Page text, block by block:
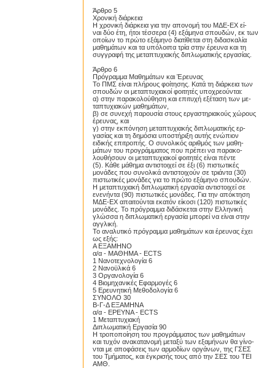
Άρθρο 5
Χρονική διάρκεια
Η χρονική διάρκεια για την απονομή του ΜΔΕ-ΕΧ εί-
ναι δύο έτη, ήτοι τέσσερα (4) εξάμηνα σπουδών, εκ των
οποίων το πρώτο εξάμηνο διατίθεται στη διδασκαλία
μαθημάτων και τα υπόλοιπα τρία στην έρευνα και τη
συγγραφή της μεταπτυχιακής διπλωματικής εργασίας.
Άρθρο 6
Πρόγραμμα Μαθημάτων και Έρευνας
Το ΠΜΣ είναι πλήρους φοίτησης. Κατά τη διάρκεια των
σπουδών οι μεταπτυχιακοί φοιτητές υποχρεούνται:
α) στην παρακολούθηση και επιτυχή εξέταση των με-
ταπτυχιακών μαθημάτων,
β) σε συνεχή παρουσία στους εργαστηριακούς χώρους
έρευνας, και
γ) στην εκπόνηση μεταπτυχιακής διπλωματικής ερ-
γασίας και τη δημόσια υποστήριξη αυτής ενώπιον
ειδικής επιτροπής. Ο συνολικός αριθμός των μαθη-
μάτων του προγράμματος που πρέπει να παρακο-
λουθήσουν οι μεταπτυχιακοί φοιτητές είναι πέντε
(5). Κάθε μάθημα αντιστοιχεί σε έξι (6) πιστωτικές
μονάδες που συνολικά αντιστοιχούν σε τριάντα (30)
πιστωτικές μονάδες για το πρώτο εξάμηνο σπουδών.
Η μεταπτυχιακή διπλωματική εργασία αντιστοιχεί σε
ενενήντα (90) πιστωτικές μονάδες. Για την απόκτηση
ΜΔΕ-ΕΧ απαιτούνται εκατόν είκοσι (120) πιστωτικές
μονάδες. Το πρόγραμμα διδάσκεται στην Ελληνική
γλώσσα η διπλωματική εργασία μπορεί να είναι στην
αγγλική.
Το αναλυτικό πρόγραμμα μαθημάτων και έρευνας έχει
ως εξής:
Α ΕΞΑΜΗΝΟ
α/α - ΜΑΘΗΜΑ - ECTS
1 Νανοτεχνολογία 6
2 Νανοϋλικά 6
3 Οργανολογία 6
4 Βιομηχανικές Εφαρμογές 6
5 Ερευνητική Μεθοδολογία 6
ΣΥΝΟΛΟ 30
Β-Γ-Δ ΕΞΑΜΗΝΑ
α/α - ΕΡΕΥΝΑ - ECTS
1 Μεταπτυχιακή
Διπλωματική Εργασία 90
Η τροποποίηση του προγράμματος των μαθημάτων
και τυχόν ανακατανομή μεταξύ των εξαμήνων θα γίνο-
νται με αποφάσεις των αρμοδίων οργάνων, της ΓΣΕΣ
του Τμήματος, και έγκρισής τους από την ΣΕΣ του ΤΕΙ
ΑΜΘ.